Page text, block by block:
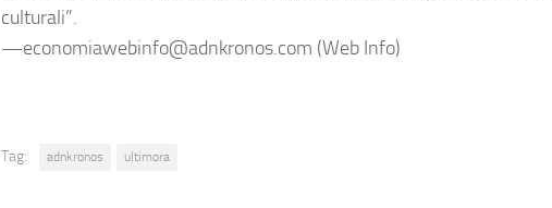
culturali”.
—economiawebinfo@adnkronos.com (Web Info)
Tag: adnkronos ultimora